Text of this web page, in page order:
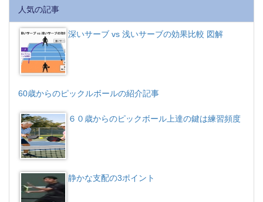
人気の記事
深いサーブ vs 浅いサーブの効果比較 図解
60歳からのピックルボールの紹介記事
６０歳からのピックボール上達の鍵は練習頻度
静かな支配の3ポイント